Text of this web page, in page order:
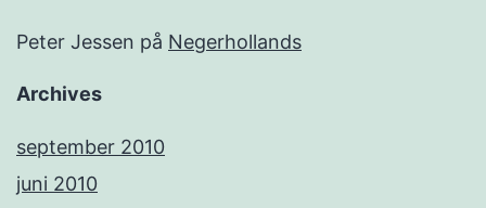
Peter Jessen på Negerhollands
Archives
september 2010
juni 2010